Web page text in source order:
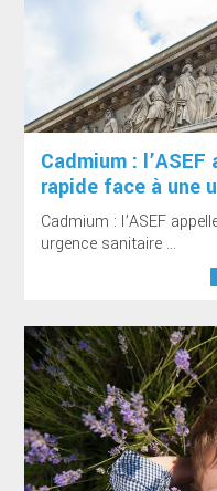
Cadmium :
rapide face à une
Cadmium : l’ASEF
urgence sanitaire ...